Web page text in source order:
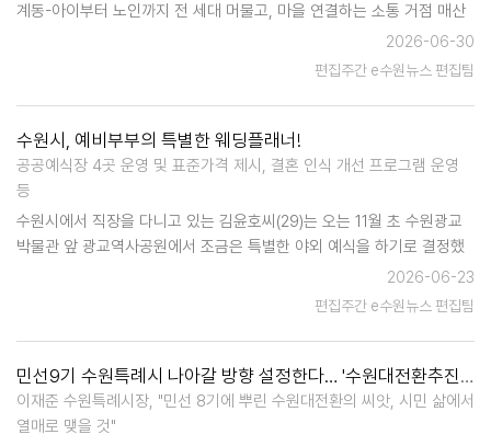
계동-아이부터 노인까지 전 세대 머물고, 마을 연결하는 소통 거점 매산
동-복잡한 행정 수요 해소하고, 청년의 삶을 지지하는 복합청사 망포1동-
망포의 옛 역사 기억하며 주민 중심 자치 사업 펼…
2026-06-30
편집주간 e수원뉴스 편집팀
수원시, 예비부부의 특별한 웨딩플래너!
공공예식장 4곳 운영 및 표준가격 제시, 결혼 인식 개선 프로그램 운영
등
수원시에서 직장을 다니고 있는 김윤호씨(29)는 오는 11월 초 수원광교
박물관 앞 광교역사공원에서 조금은 특별한 야외 예식을 하기로 결정했
다. 원래 김씨 커플은 결혼을 준비하면서 결혼식은 생략하고 가족들끼리
식사로 대신해 예식비를 아끼기로 합의했다. 그러다 수원에 공공예식장
2026-06-23
편집주간 e수원뉴스 편집팀
민선9기 수원특례시 나아갈 방향 설정한다… '수원대전환추진단' 출범
이재준 수원특례시장, "민선 8기에 뿌린 수원대전환의 씨앗, 시민 삶에서
열매로 맺을 것"